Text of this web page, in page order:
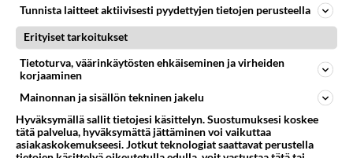
Tunnista laitteet aktiivisesti pyydettyjen tietojen perusteella
Erityiset tarkoitukset
Tietoturva, väärinkäytösten ehkäiseminen ja virheiden
korjaaminen
Mainonnan ja sisällön tekninen jakelu
Hyväksymällä sallit tietojesi käsittelyn. Suostumuksesi koskee
tätä palvelua, hyväksymättä jättäminen voi vaikuttaa
asiakaskokemukseesi. Jotkut teknologiat saattavat perustella